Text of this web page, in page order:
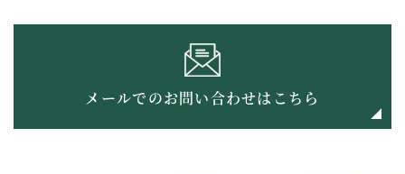
メールでのお問い合わせはこちら